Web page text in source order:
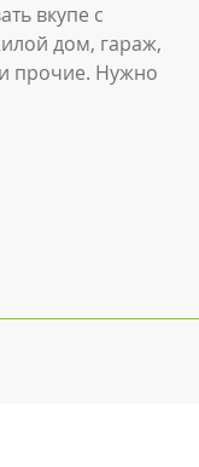
вкупе с
дом, гараж,
прочие. Нужно